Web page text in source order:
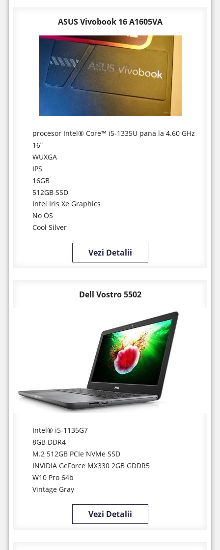
ASUS Vivobook 16 A1605VA
procesor Intel® Core™ i5-1335U pana la 4.60 GHz
16”
WUXGA
IPS
16GB
512GB SSD
Intel Iris Xe Graphics
No OS
Cool Silver
Vezi Detalii
Dell Vostro 5502
Intel® i5-1135G7
8GB DDR4
M.2 512GB PCIe NVMe SSD
INVIDIA GeForce MX330 2GB GDDR5
W10 Pro 64b
Vintage Gray
Vezi Detalii